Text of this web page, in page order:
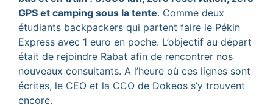
GPS et camping sous la tente. Comme deux
étudiants backpackers qui partent faire le Pékin
Express avec 1 euro en poche. L’objectif au départ
était de rejoindre Rabat afin de rencontrer nos
nouveaux consultants. A l’heure où ces lignes sont
écrites, le CEO et la CCO de Dokeos s’y trouvent
encore.